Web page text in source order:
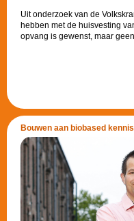
Uit onderzoek van de
hebben met de huisvesting
opvang is gewenst, maar
Bouwen aan biobased kennis